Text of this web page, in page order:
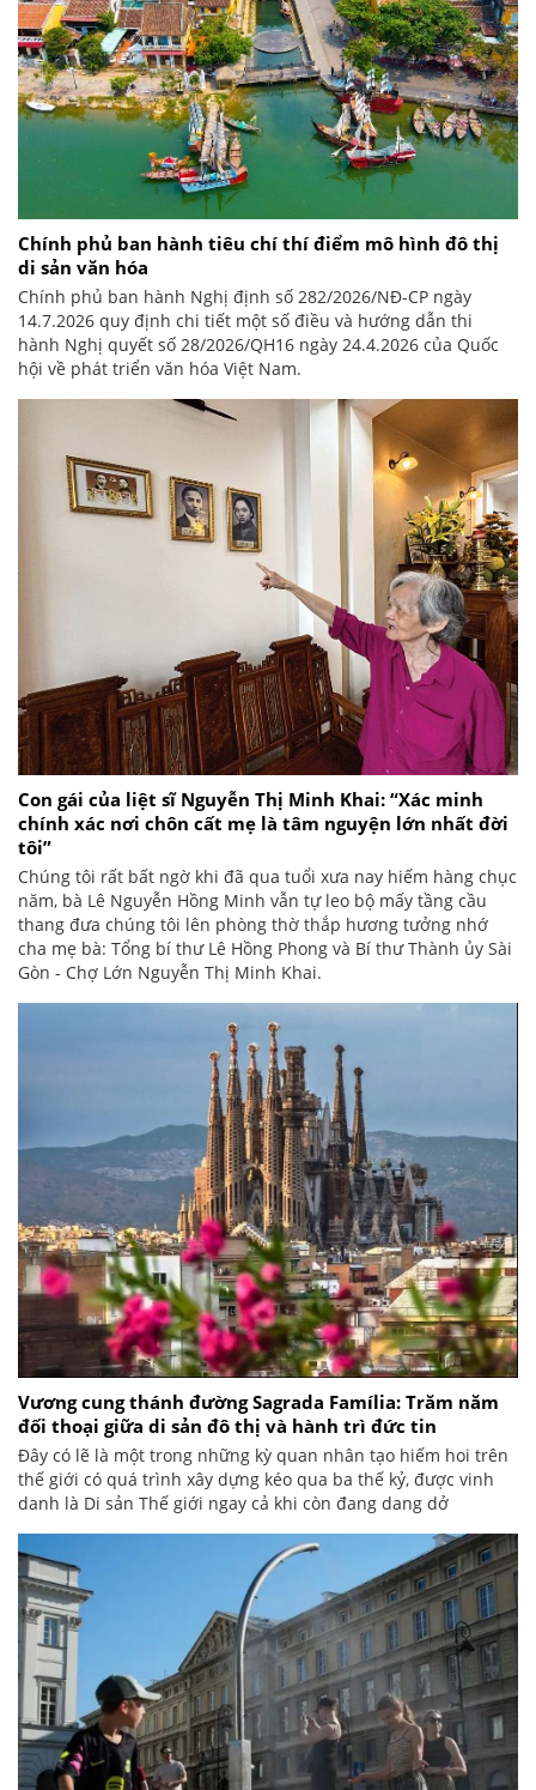
Chính phủ ban hành tiêu chí thí điểm mô hình đô thị
di sản văn hóa
Chính phủ ban hành Nghị định số 282/2026/NĐ-CP ngày
14.7.2026 quy định chi tiết một số điều và hướng dẫn thi
hành Nghị quyết số 28/2026/QH16 ngày 24.4.2026 của Quốc
hội về phát triển văn hóa Việt Nam.
Con gái của liệt sĩ Nguyễn Thị Minh Khai: “Xác minh
chính xác nơi chôn cất mẹ là tâm nguyện lớn nhất đời
tôi”
Chúng tôi rất bất ngờ khi đã qua tuổi xưa nay hiếm hàng chục
năm, bà Lê Nguyễn Hồng Minh vẫn tự leo bộ mấy tầng cầu
thang đưa chúng tôi lên phòng thờ thắp hương tưởng nhớ
cha mẹ bà: Tổng bí thư Lê Hồng Phong và Bí thư Thành ủy Sài
Gòn - Chợ Lớn Nguyễn Thị Minh Khai.
Vương cung thánh đường Sagrada Família: Trăm năm
đối thoại giữa di sản đô thị và hành trì đức tin
Đây có lẽ là một trong những kỳ quan nhân tạo hiếm hoi trên
thế giới có quá trình xây dựng kéo qua ba thế kỷ, được vinh
danh là Di sản Thế giới ngay cả khi còn đang dang dở